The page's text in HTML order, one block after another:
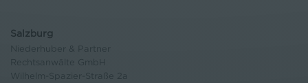
Salzburg
Niederhuber & Partner
Rechtsanwälte GmbH
Wilhelm-Spazier-Straße 2a